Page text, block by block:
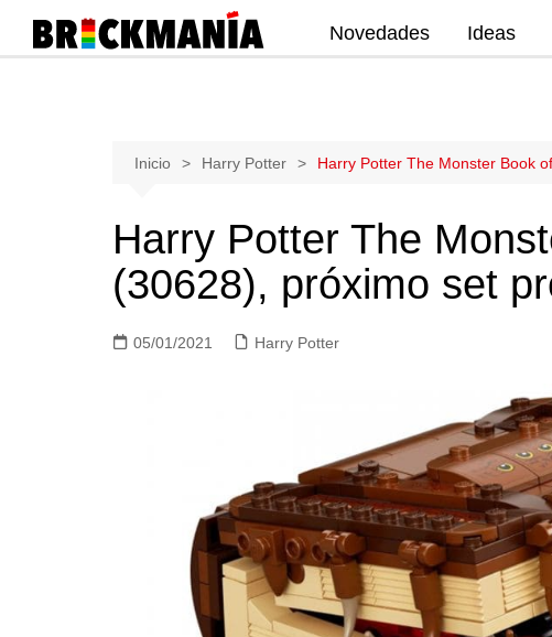
Creator.
Novedades Ideas
Inicio Harry Potter Harry Potter The Monster Book
Harry Potter The
(30628), próximo set
05/01/2021 Harry Potter